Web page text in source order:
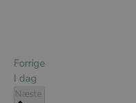
ForrigeBegivenheder
I dag
Næste